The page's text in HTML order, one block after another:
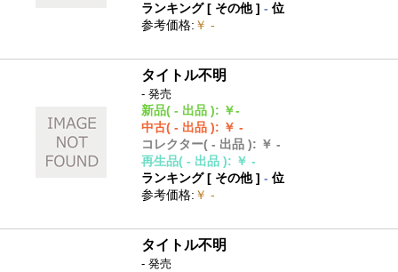
ランキング [ その他]- 位
参考価格: ￥ -
タイトル不明
- 発売
新品( - 出品 ): ￥-
中古( - 出品 ): ￥ -
コレクター( - 出品 ): ￥ -
再生品( - 出品 ): ￥ -
ランキング [ その他]- 位
参考価格: ￥ -
タイトル不明
- 発売